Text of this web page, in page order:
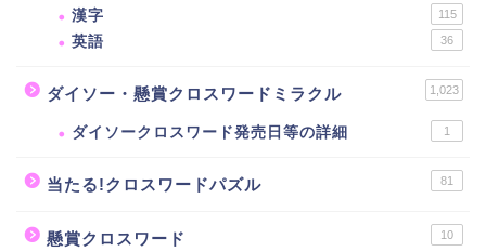
漢字 115
英語 36
ダイソー・懸賞クロスワードミラクル 1,023
ダイソークロスワード発売日等の詳細 1
当たる!クロスワードパズル 81
懸賞クロスワード 10